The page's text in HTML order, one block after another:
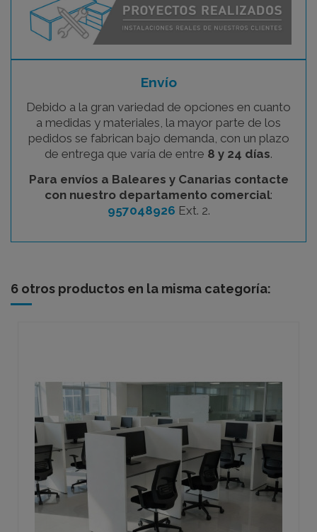
Envío
Debido a la gran variedad de opciones en cuanto
a medidas y materiales, la mayor parte de los
pedidos se fabrican bajo demanda, con un plazo
de entrega que varía de entre 8 y 24 días.
Para envíos a Baleares y Canarias contacte
con nuestro departamento comercial:
957048926 Ext. 2.
6 otros productos en la misma categoría: